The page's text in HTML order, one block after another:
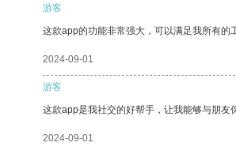
游客
这款app的功能非常强大，可以满足我所有的
2024-09-01
游客
这款app是我社交的好帮手，让我能够与朋友
2024-09-01